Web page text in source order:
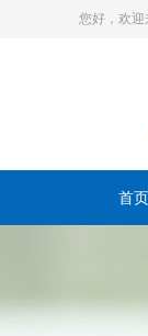
您好，欢迎
首页